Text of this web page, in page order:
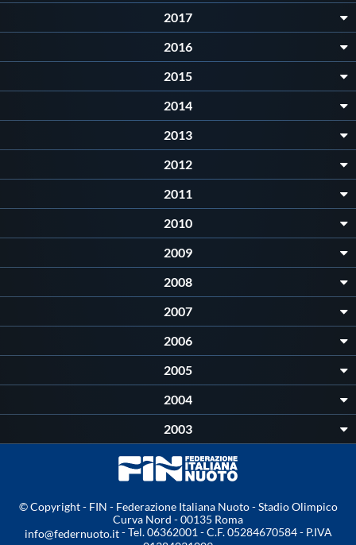
Contatti
2017
2016
2015
2014
2013
2012
2011
2010
2009
2008
2007
2006
2005
2004
2003
© Copyright - FIN - Federazione Italiana Nuoto - Stadio Olimpico
Curva Nord - 00135 Roma
info@federnuoto.it- Tel. 06362001 - C.F. 05284670584 - P.IVA